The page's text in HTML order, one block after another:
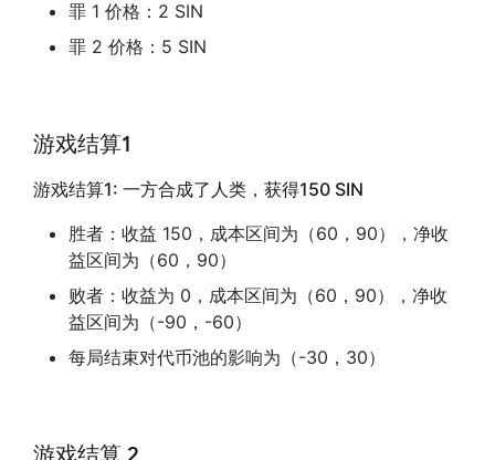
罪 1 价格：2 SIN
罪 2 价格：5 SIN
游戏结算1
游戏结算1: 一方合成了人类，获得150 SIN
胜者：收益 150，成本区间为（60，90），净收
益区间为（60，90）
败者：收益为 0，成本区间为（60，90），净收
益区间为（-90，-60）
每局结束对代币池的影响为（-30，30）